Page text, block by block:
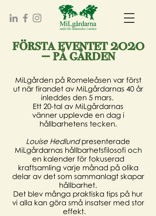
första eventet 2020
– på gården
MiLgården på Romeleåsen var först
ut när firandet av MiLgårdarnas 40 år
inleddes den 5 mars.
Ett 20-tal av MiLgårdarnas
vänner upplevde en dag i
hållbarhetens tecken.
Louise Hedlundpresenterade
MiLgårdarnas hållbarhetsfilosofi och
en kalender för fokuserad
kraftsamling varje månad på olika
delar av det som sammanlagt skapar
hållbarhet.
Det blev många praktiska tips på hur
vi alla kan göra små insatser med stor
effekt.